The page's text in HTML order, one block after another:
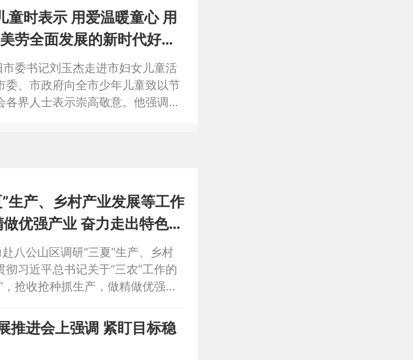
储等工作，确保夏粮颗粒归仓、
诚参加。
童时表示 用爱温暖童心 用
劳全面发展的新时代好少
委书记刘玉杰走进市妇女儿童活
、市政府向全市少年儿童致以节
界人士表示崇高敬意。他强调，
时代好少年。市领导潘君齐、董
生产、乡村产业发展等工作
八公山区调研“三夏”生产、乡村
习近平总书记关于“三农”工作的
抢收抢种抓生产，做精做优强产
强调 紧盯目标稳